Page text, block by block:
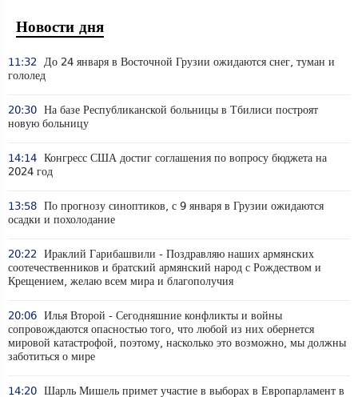
Новости дня
11:32
До 24 января в Восточной Грузии ожидаются снег, туман и
гололед
20:30 На базе Республиканской больницы в Тбилиси построят
новую больницу
14:14 Конгресс США достиг соглашения по вопросу бюджета на
2024 год
13:58 По прогнозу синоптиков, с 9 января в Грузии ожидаются
осадки и похолодание
20:22
Ираклий Гарибашвили - Поздравляю наших армянских
соотечественников и братский армянский народ с Рождеством и
Крещением, желаю всем мира и благополучия
20:06 Илья Второй - Сегодняшние конфликты и войны
сопровождаются опасностью того, что любой из них обернется
мировой катастрофой, поэтому, насколько это возможно, мы должны
заботиться о мире
14:20 Шарль Мишель примет участие в выборах в Европарламент в